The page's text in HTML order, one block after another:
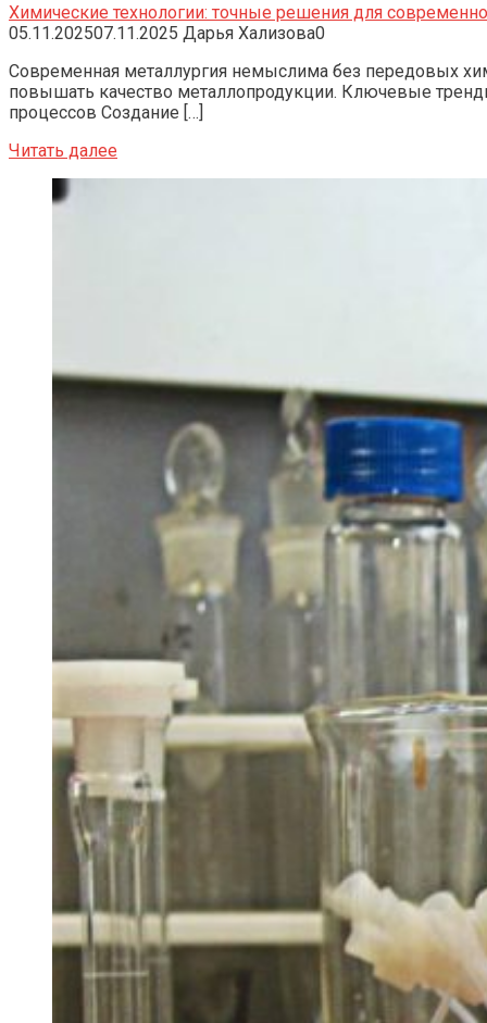
Химические технологии: точные решения для
05.11.202507.11.2025 Дарья Хализова0
Современная металлургия немыслима без передовых
повышать качество металлопродукции. Ключевые
процессов Создание […]
Читать далее